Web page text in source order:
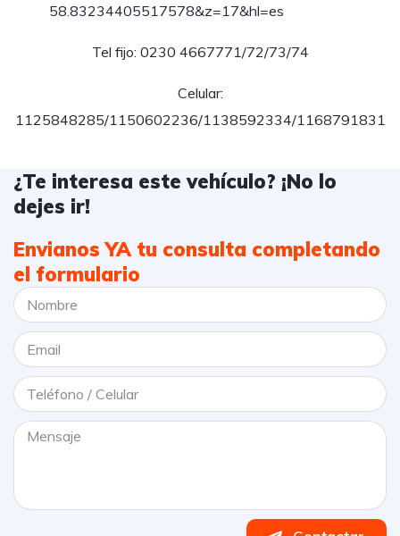
58.83234405517578&z=17&hl=es
Tel fijo: 0230 4667771/72/73/74
Celular:
1125848285/1150602236/1138592334/1168791831
¿Te interesa este vehículo? ¡No lo
dejes ir!
Envianos YA tu consulta completando
el formulario